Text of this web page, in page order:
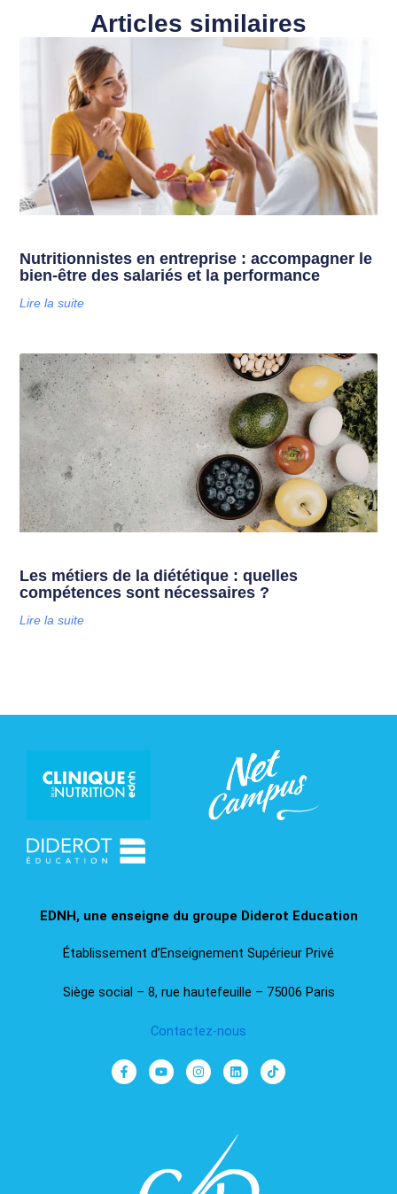
Articles similaires
Nutritionnistes en entreprise : accompagner le
bien-être des salariés et la performance
Lire la suite
Les métiers de la diététique : quelles
compétences sont nécessaires ?
Lire la suite
EDNH, une enseigne du groupe Diderot Education​
Établissement d’Enseignement Supérieur Privé
Siège social – 8, rue hautefeuille – 75006 Paris
Contactez-nous
F
a
c
Y
o
u
I
n
s
L
i
n
i
T
i
k